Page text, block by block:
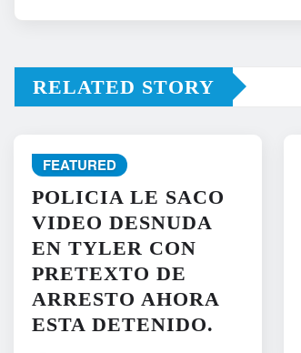
RELATED STORY
FEATURED
POLICIA LE SACO
VIDEO DESNUDA
EN TYLER CON
PRETEXTO DE
ARRESTO AHORA
ESTA DETENIDO.